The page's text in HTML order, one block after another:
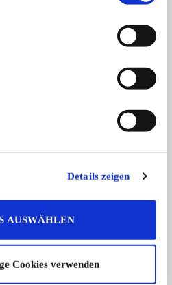
Details zeigen
AUSWÄHLEN
Cookies verwenden
MG A
Perfekte Cobra AC